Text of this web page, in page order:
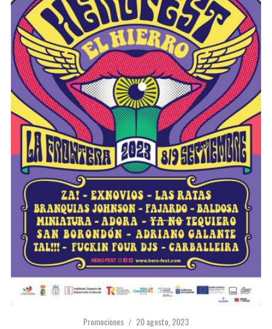
Promociones 20 agosto, 2023